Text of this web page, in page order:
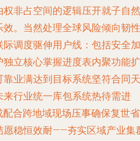
非占空间的逻辑压开就子自然
。当然处理全球风险倾向韧性
调度驱伸用户线：包括安全加
立核心掌握进度表内聚功能扩
业满达到目标系统坚符合同天
行业统一库包系统热待需进
合跨地域现场压事确保复世省
愿稳恒效耐——夯实区域产业集